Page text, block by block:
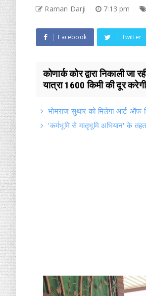
Raman Darji 7:13 pm
Facebook Twitter
कोणार्क कोर द्वारा निकाली
यात्रा 1600 किमी की दूर
भोमराज सुथार को मिलेगा आर्ट ऑफ
'कर्मभूमि से मातृभूमि अभियान' के तहत